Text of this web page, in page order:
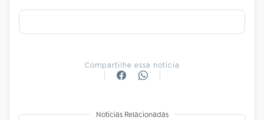
Compartilhe essa notícia
Notícias Relacionadas